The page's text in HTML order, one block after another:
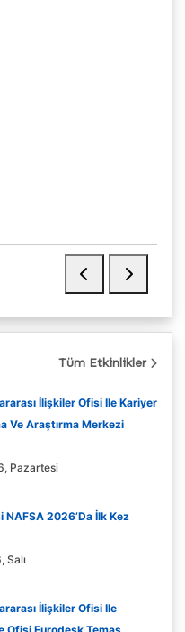
Tüm Etkinlikler
İlişkiler Ofisi Ile Kariyer
Ve Araştırma Merkezi
Pazartesi
2026’da İlk Kez
Salı
İlişkiler Ofisi Ile